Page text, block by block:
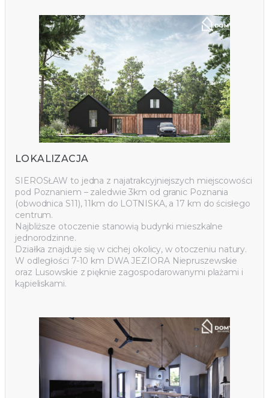
LOKALIZACJA
SIEROSŁAW to jedna z najatrakcyjniejszych miejscowości
pod Poznaniem – zaledwie 3km od granic Poznania
(obwodnica S11), 11km do LOTNISKA, a 17 km do ścisłego
centrum.
Najbliższe otoczenie stanowią budynki mieszkalne
jednorodzinne.
Działka znajduje się w cichej okolicy, w otoczeniu natury.
W odległości 7-10 km DWA JEZIORA Niepruszewskie
oraz Lusowskie z pięknie zagospodarowanymi plażami i
kąpieliskami.